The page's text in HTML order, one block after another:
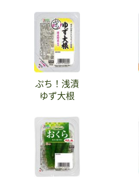
ぷち！浅漬
ゆず大根